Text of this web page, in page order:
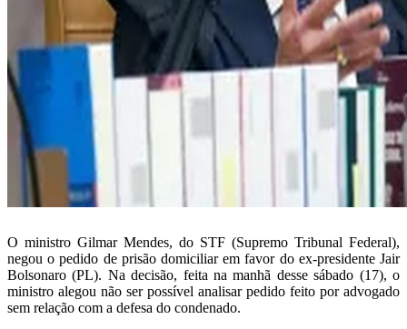
O ministro Gilmar Mendes, do STF (Supremo Tribunal Federal),
negou o pedido de prisão domiciliar em favor do ex-presidente Jair
Bolsonaro (PL). Na decisão, feita na manhã desse sábado (17), o
ministro alegou não ser possível analisar pedido feito por advogado
sem relação com a defesa do condenado.